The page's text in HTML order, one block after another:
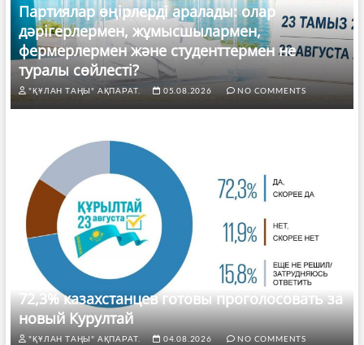
Партиялар өңірлерді аралады: олар
дәрігерлермен, жұмысшылармен,
фермерлермен және студенттермен не
туралы сөйлесті?
"ҚҰЛАН ТАҢЫ" АҚПАРАТ. 05.08.2026 NO COMMENTS
72,3% казахстанцев готовы проголосовать за
новый Курултай
"ҚҰЛАН ТАҢЫ" АҚПАРАТ. 04.08.2026 NO COMMENTS